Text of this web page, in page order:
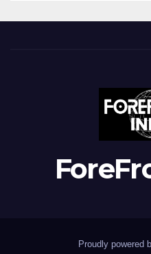
Proudly powered